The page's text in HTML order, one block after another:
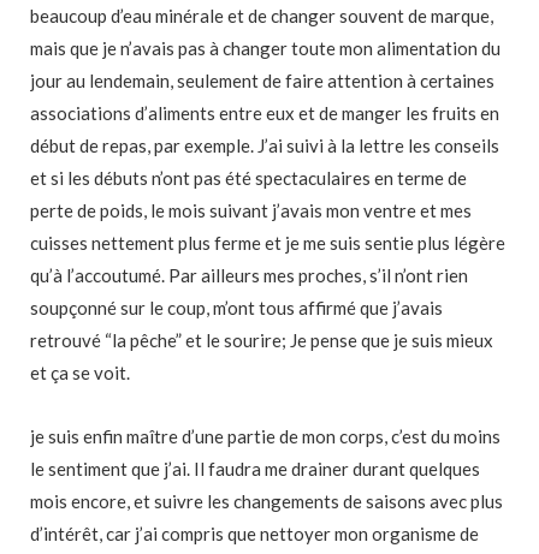
beaucoup d’eau minérale et de changer souvent de marque,
mais que je n’avais pas à changer toute mon alimentation du
jour au lendemain, seulement de faire attention à certaines
associations d’aliments entre eux et de manger les fruits en
début de repas, par exemple. J’ai suivi à la lettre les conseils
et si les débuts n’ont pas été spectaculaires en terme de
perte de poids, le mois suivant j’avais mon ventre et mes
cuisses nettement plus ferme et je me suis sentie plus légère
qu’à l’accoutumé. Par ailleurs mes proches, s’il n’ont rien
soupçonné sur le coup, m’ont tous affirmé que j’avais
retrouvé “la pêche” et le sourire; Je pense que je suis mieux
et ça se voit.
je suis enfin maître d’une partie de mon corps, c’est du moins
le sentiment que j’ai. Il faudra me drainer durant quelques
mois encore, et suivre les changements de saisons avec plus
d’intérêt, car j’ai compris que nettoyer mon organisme de